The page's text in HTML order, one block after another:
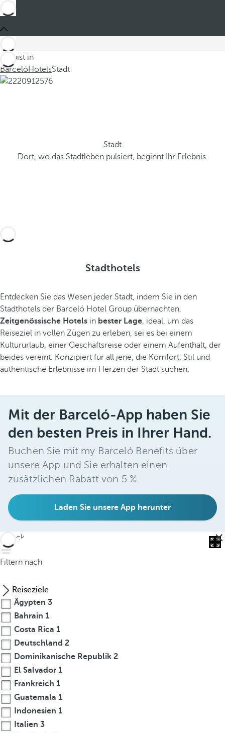
Du bist in
BarcelóHotelsStadt
Stadt
Dort, wo das Stadtleben pulsiert, beginnt Ihr Erlebnis.
Stadthotels
Entdecken Sie das Wesen jeder Stadt, indem Sie in den
Stadthotels der Barceló Hotel Group übernachten.
Zeitgenössische Hotels in bester Lage, ideal, um das
Reiseziel in vollen Zügen zu erleben, sei es bei einem
Kultururlaub, einer Geschäftsreise oder einem Aufenthalt, der
beides vereint. Konzipiert für all jene, die Komfort, Stil und
authentische Erlebnisse im Herzen der Stadt suchen.
Mit der Barceló-App haben Sie
den besten Preis in Ihrer Hand.
Buchen Sie mit my Barceló Benefits über
unsere App und Sie erhalten einen
zusätzlichen Rabatt von 5 %.
Laden Sie unsere App herunter
zurück
Filtern nach
Reiseziele
Ägypten 3
Bahrain 1
Costa Rica 1
Deutschland 2
Dominikanische Republik 2
El Salvador 1
Frankreich 1
Guatemala 1
Indonesien 1
Italien 3